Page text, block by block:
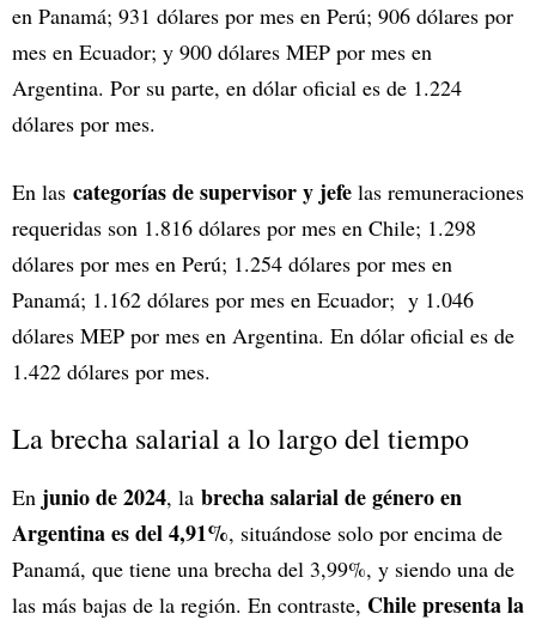
en Panamá; 931 dólares por mes en Perú; 906 dólares por
mes en Ecuador; y 900 dólares MEP por mes en
Argentina. Por su parte, en dólar oficial es de 1.224
dólares por mes.
En las categorías de supervisor y jefe las remuneraciones
requeridas son 1.816 dólares por mes en Chile; 1.298
dólares por mes en Perú; 1.254 dólares por mes en
Panamá; 1.162 dólares por mes en Ecuador; y 1.046
dólares MEP por mes en Argentina. En dólar oficial es de
1.422 dólares por mes.
La brecha salarial a lo largo del tiempo
En junio de 2024, la brecha salarial de género en
Argentina es del 4,91%, situándose solo por encima de
Panamá, que tiene una brecha del 3,99%, y siendo una de
las más bajas de la región. En contraste, Chile presenta la